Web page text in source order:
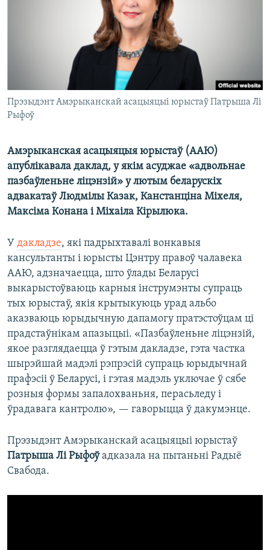
Прэзыдэнт Амэрыканскай асацыяцыі юрыстаў Патрыша Лі
Рыфоў
Амэрыканская асацыяцыя юрыстаў (ААЮ)
апублікавала даклад, у якім асуджае «адвольнае
пазбаўленьне ліцэнзій» у лютым беларускіх
адвакатаў Людмілы Казак, Канстанціна Міхеля,
Максіма Конана і Міхаіла Кірылюка.
У дакладзе, які падрыхтавалі вонкавыя
кансультанты і юрысты Цэнтру правоў чалавека
ААЮ, адзначаецца, што ўлады Беларусі
выкарыстоўваюць карныя інструмэнты супраць
тых юрыстаў, якія крытыкуюць урад альбо
аказваюць юрыдычную дапамогу пратэстоўцам ці
прадстаўнікам апазыцыі. «Пазбаўленьне ліцэнзій,
якое разглядаецца ў гэтым дакладзе, гэта частка
шырэйшай мадэлі рэпрэсій супраць юрыдычнай
прафэсіі ў Беларусі, і гэтая мадэль уключае ў сябе
розныя формы запалохваньня, перасьледу і
ўрадавага кантролю», — гаворыцца ў дакумэнце.
Прэзыдэнт Амэрыканскай асацыяцыі юрыстаў
Патрыша Лі Рыфоўадказала на пытаньні Радыё
Свабода.